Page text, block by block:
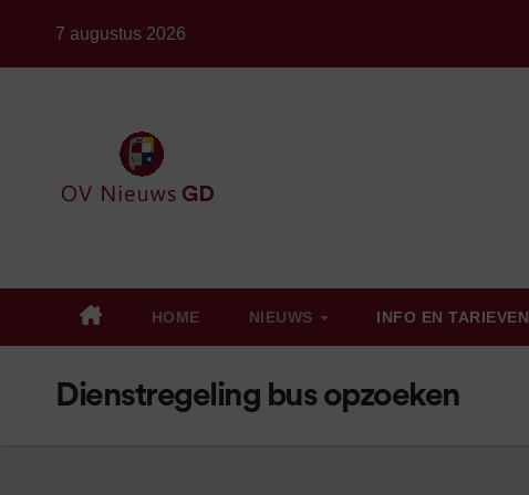
7 augustus 2026
HOME NIEUWS INFO EN TARIEVEN
Dienstregeling bus opzoeken